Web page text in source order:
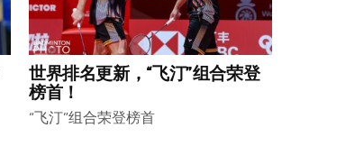
世界排名更新，“飞汀”组合荣登
榜首！
“飞汀”组合荣登榜首